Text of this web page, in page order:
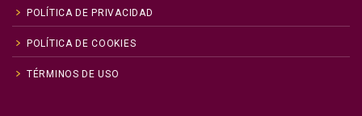
POLÍTICA DE PRIVACIDAD
POLÍTICA DE COOKIES
TÉRMINOS DE USO